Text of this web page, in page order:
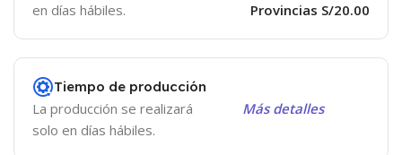
en días hábiles.
Provincias S/20.00
Tiempo de producción
La producción se realizará
solo en días hábiles.
Más detalles